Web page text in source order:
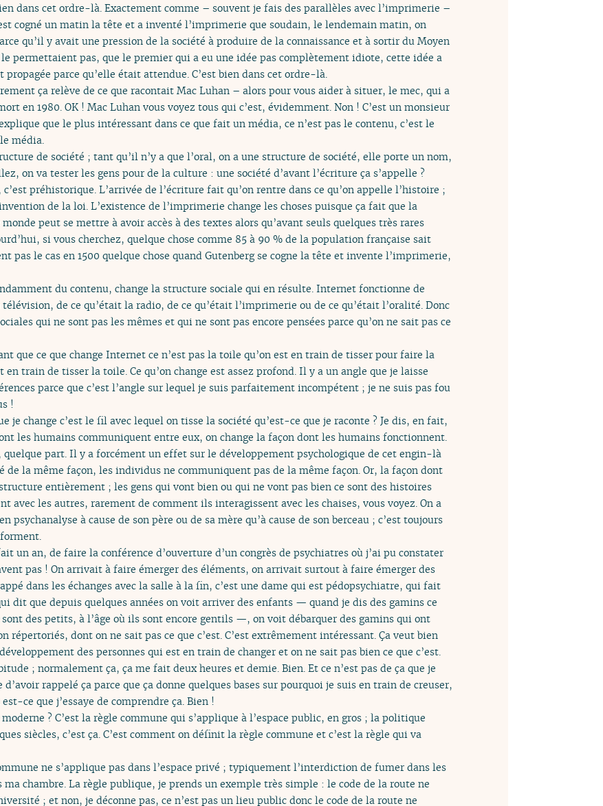
dans cet ordre-là. Exactement comme – souvent je fais des parallèles avec l’imprimerie –
cogné un matin la tête et a inventé l’imprimerie que soudain, le lendemain matin, on
qu’il y avait une pression de la société à produire de la connaissance et à sortir du Moyen
permettaient pas, que le premier qui a eu une idée pas complètement idiote, cette idée a
parce qu’elle était attendue. C’est bien dans cet ordre-là.
ça relève de ce que racontait Mac Luhan – alors pour vous aider à situer, le mec, qui a
en 1980. OK ! Mac Luhan vous voyez tous qui c’est, évidemment. Non ! C’est un monsieur
que le plus intéressant dans ce que fait un média, ce n’est pas le contenu, c’est le
média.
de société ; tant qu’il n’y a que l’oral, on a une structure de société, elle porte un nom,
on va tester les gens pour de la culture : une société d’avant l’écriture ça s’appelle ?
préhistorique. L’arrivée de l’écriture fait qu’on rentre dans ce qu’on appelle l’histoire ;
de la loi. L’existence de l’imprimerie change les choses puisque ça fait que la
peut se mettre à avoir accès à des textes alors qu’avant seuls quelques très rares
si vous cherchez, quelque chose comme 85 à 90 % de la population française sait
pas le cas en 1500 quelque chose quand Gutenberg se cogne la tête et invente l’imprimerie,
du contenu, change la structure sociale qui en résulte. Internet fonctionne de
de ce qu’était la radio, de ce qu’était l’imprimerie ou de ce qu’était l’oralité. Donc
qui ne sont pas les mêmes et qui ne sont pas encore pensées parce qu’on ne sait pas ce
que ce que change Internet ce n’est pas la toile qu’on est en train de tisser pour faire la
en train de tisser la toile. Ce qu’on change est assez profond. Il y a un angle que je laisse
parce que c’est l’angle sur lequel je suis parfaitement incompétent ; je ne suis pas fou
!
je change c’est le fil avec lequel on tisse la société qu’est-ce que je raconte ? Je dis, en fait,
les humains communiquent entre eux, on change la façon dont les humains fonctionnent.
quelque part. Il y a forcément un effet sur le développement psychologique de cet engin-là
de la même façon, les individus ne communiquent pas de la même façon. Or, la façon dont
entièrement ; les gens qui vont bien ou qui ne vont pas bien ce sont des histoires
avec les autres, rarement de comment ils interagissent avec les chaises, vous voyez. On a
psychanalyse à cause de son père ou de sa mère qu’à cause de son berceau ; c’est toujours
un an, de faire la conférence d’ouverture d’un congrès de psychiatres où j’ai pu constater
pas ! On arrivait à faire émerger des éléments, on arrivait surtout à faire émerger des
dans les échanges avec la salle à la fin, c’est une dame qui est pédopsychiatre, qui fait
dit que depuis quelques années on voit arriver des enfants — quand je dis des gamins ce
sont des petits, à l’âge où ils sont encore gentils —, on voit débarquer des gamins qui ont
répertoriés, dont on ne sait pas ce que c’est. C’est extrêmement intéressant. Ça veut bien
des personnes qui est en train de changer et on ne sait pas bien ce que c’est.
; normalement ça, ça me fait deux heures et demie. Bien. Et ce n’est pas de ça que je
rappelé ça parce que ça donne quelques bases sur pourquoi je suis en train de creuser,
ce que j’essaye de comprendre ça. Bien !
? C’est la règle commune qui s’applique à l’espace public, en gros ; la politique
siècles, c’est ça. C’est comment on définit la règle commune et c’est la règle qui va
ne s’applique pas dans l’espace privé ; typiquement l’interdiction de fumer dans les
chambre. La règle publique, je prends un exemple très simple : le code de la route ne
; et non, je déconne pas, ce n’est pas un lieu public donc le code de la route ne